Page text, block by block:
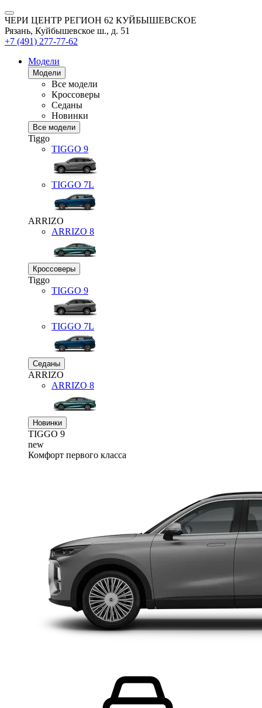
ЧЕРИ ЦЕНТР РЕГИОН 62 КУЙБЫШЕВСКОЕ
Рязань, Куйбышевское ш., д. 51
+7 (491) 277-77-62
Модели
Модели
Все модели
Кроссоверы
Седаны
Новинки
Все модели
Tiggo
TIGGO 9
TIGGO 7L
ARRIZO
ARRIZO 8
Кроссоверы
Tiggo
TIGGO 9
TIGGO 7L
Седаны
ARRIZO
ARRIZO 8
Новинки
TIGGO 9
new
Комфорт первого класса